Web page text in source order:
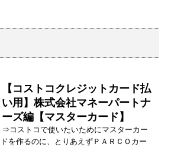
【コストコクレジットカード払
い用】株式会社マネーパートナ
ーズ編【マスターカード】
⇒コストコで使いたいためにマスターカー
ドを作るのに、とりあえずＰＡＲＣＯカー